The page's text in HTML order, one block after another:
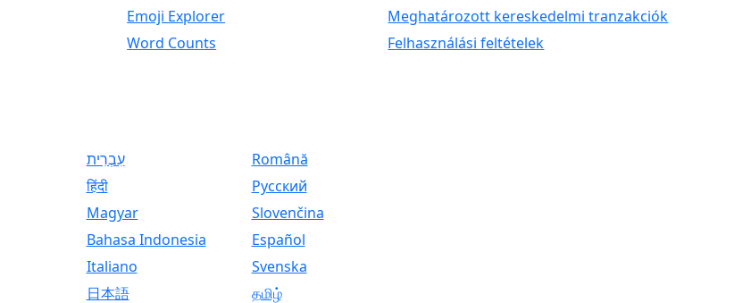
Emoji Explorer
Word Counts
Meghatározott kereskedelmi tranzakciók
Felhasználási feltételek
עִבְרִית
हिंदी
Magyar
Bahasa Indonesia
Italiano
日本語
Română
Русский
Slovenčina
Español
Svenska
தமிழ்